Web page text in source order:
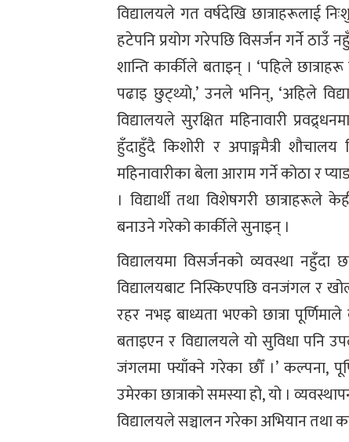
विद्यालयले गत वर्षदेखि छात्राहरूलाई
हटेपनि प्रयोग गरेपछि विसर्जन गर्ने ठाउँ
शान्ति कार्कीले बताइन् । ‘पहिले
पढाइ छुट्थ्यो,’ उनले भनिन्, ‘अहिले
विद्यालयले सुरक्षित महिनावारी
हुँदाहुँदै किशोरी र अपाङ्गमैत्री
महिनावारीका बेला आराम गर्ने कोठा र
। विद्यार्थी तथा विशेषगरी
बनाउने गरेको कार्कीले सुनाइन् ।
विद्यालयमा विसर्जनको व्यवस्था नहुँदा
विद्यालयबाट निस्किएपछि वनजंगल र
रहर नभइ बाध्यता भएको छात्रा
बताइएन र विद्यालयले यो सुविधा पनि
जंगलमा फ्याँक्ने गरेका छौँ ।’ कल्पना,
उमेरका छात्राको समस्या हो, यो ।
विद्यालयले सञ्चालन गरेका अभियान तथा